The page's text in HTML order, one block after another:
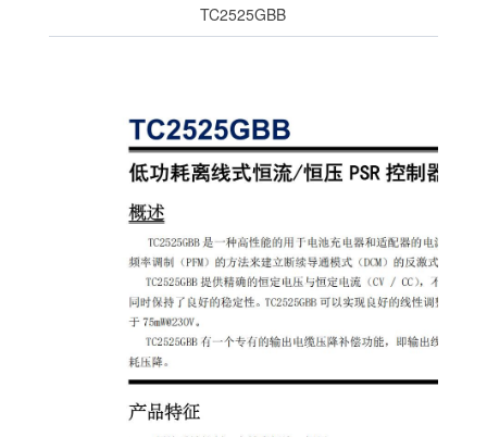
TC2525GBB